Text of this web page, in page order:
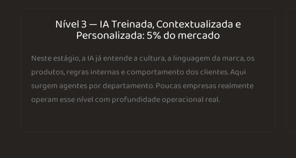
Nível 3 — IA Treinada, Contextualizada e
Personalizada: 5% do mercado
Neste estágio, a IA já entende a cultura, a linguagem da marca, os
produtos, regras internas e comportamento dos clientes. Aqui
surgem agentes por departamento. Poucas empresas realmente
operam esse nível com profundidade operacional real.